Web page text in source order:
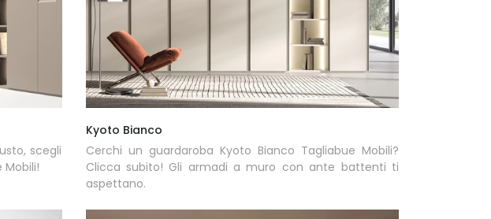
scegli
Kyoto Bianco
Cerchi un guardaroba Kyoto Bianco Tagliabue Mobili?
Clicca subito! Gli armadi a muro con ante battenti ti
aspettano.